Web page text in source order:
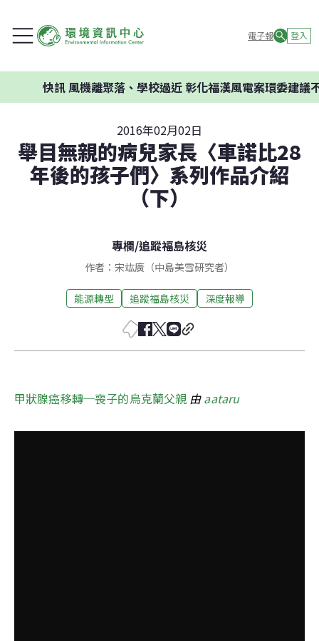
電子報 登入
風機離聚落、學校過近 彰化福漢風電案環委建議不應開發
2016年02月02日
舉目無親的病兒家長〈車諾比28
年後的孩子們〉系列作品介紹
（下）
專欄/追蹤福島核災
作者：宋竑廣（中島美雪研究者）
能源轉型 追蹤福島核災 深度報導
甲狀腺癌移轉─喪子的烏克蘭父親 由 aataru